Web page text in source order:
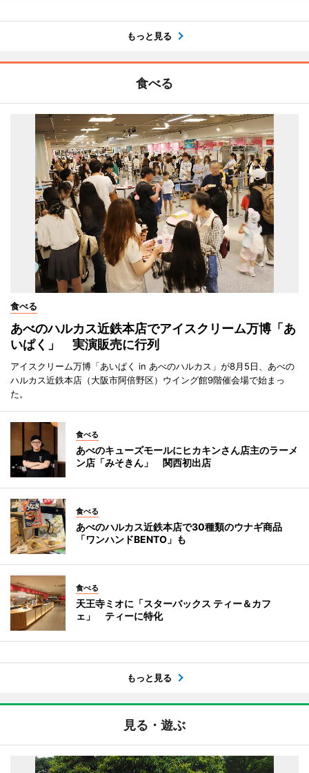
もっと見る
食べる
食べる
あべのハルカス近鉄本店でアイスクリーム万博「あ
いぱく」 実演販売に行列
アイスクリーム万博「あいぱく in あべのハルカス」が8月5日、あべの
ハルカス近鉄本店（大阪市阿倍野区）ウイング館9階催会場で始まっ
た。
食べる
あべのキューズモールにヒカキンさん店主のラーメ
ン店「みそきん」 関西初出店
食べる
あべのハルカス近鉄本店で30種類のウナギ商品
「ワンハンドBENTO」も
食べる
天王寺ミオに「スターバックス ティー＆カフ
ェ」 ティーに特化
もっと見る
見る・遊ぶ